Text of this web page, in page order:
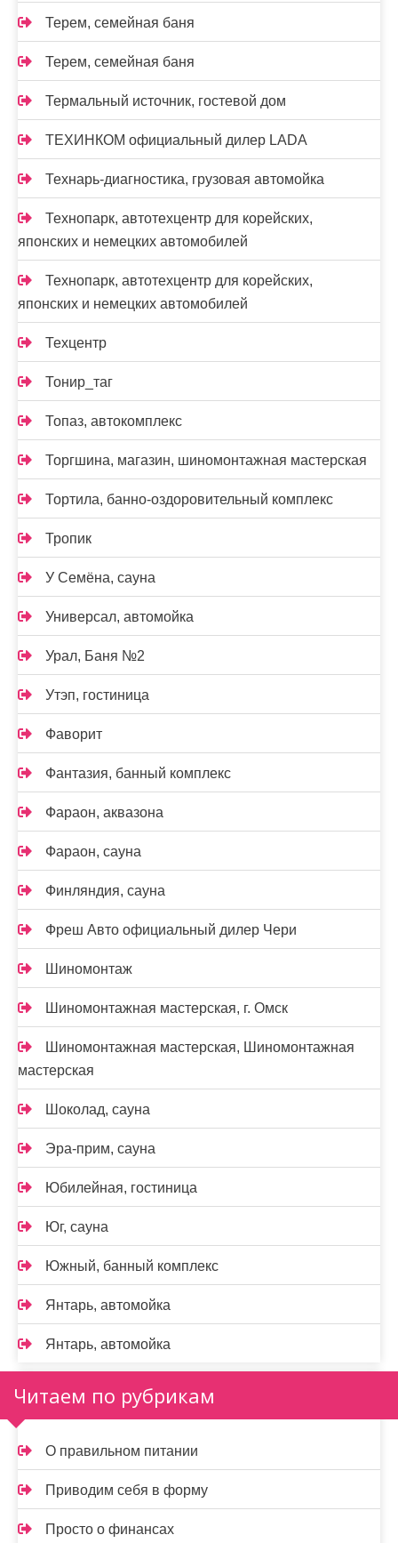
Терем, семейная баня
Терем, семейная баня
Термальный источник, гостевой дом
ТЕХИНКОМ официальный дилер LADA
Технарь-диагностика, грузовая автомойка
Технопарк, автотехцентр для корейских,
японских и немецких автомобилей
Технопарк, автотехцентр для корейских,
японских и немецких автомобилей
Техцентр
Тонир_таг
Топаз, автокомплекс
Торгшина, магазин, шиномонтажная мастерская
Тортила, банно-оздоровительный комплекс
Тропик
У Семёна, сауна
Универсал, автомойка
Урал, Баня №2
Утэп, гостиница
Фаворит
Фантазия, банный комплекс
Фараон, аквазона
Фараон, сауна
Финляндия, сауна
Фреш Авто официальный дилер Чери
Шиномонтаж
Шиномонтажная мастерская, г. Омск
Шиномонтажная мастерская, Шиномонтажная
мастерская
Шоколад, сауна
Эра-прим, сауна
Юбилейная, гостиница
Юг, сауна
Южный, банный комплекс
Янтарь, автомойка
Янтарь, автомойка
Читаем по рубрикам
О правильном питании
Приводим себя в форму
Просто о финансах